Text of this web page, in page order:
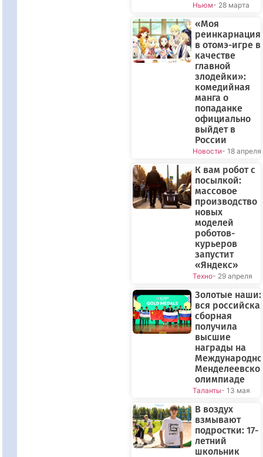
Ньюм- 28 марта
«Моя
реинкарнация
в отомэ-игре в
качестве
главной
злодейки»:
комедийная
манга о
попаданке
официально
выйдет в
России
Новости- 18 апреля
К вам робот с
посылкой:
массовое
производство
новых
моделей
роботов-
курьеров
запустит
«Яндекс»
Техно- 29 апреля
Золотые наши:
вся
сборная
получила
высшие
награды на
олимпиаде
Таланты- 13 мая
В воздух
взмывают
подростки: 17-
летний
школьник